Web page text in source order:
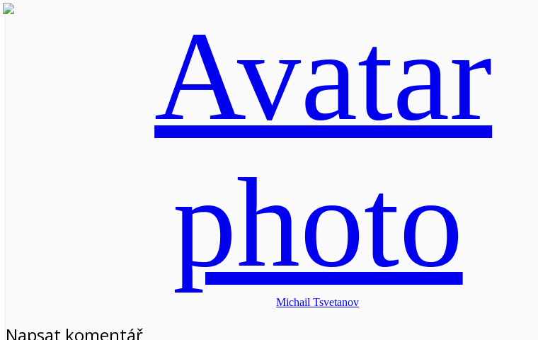
Michail Tsvetanov
Napsat komentář